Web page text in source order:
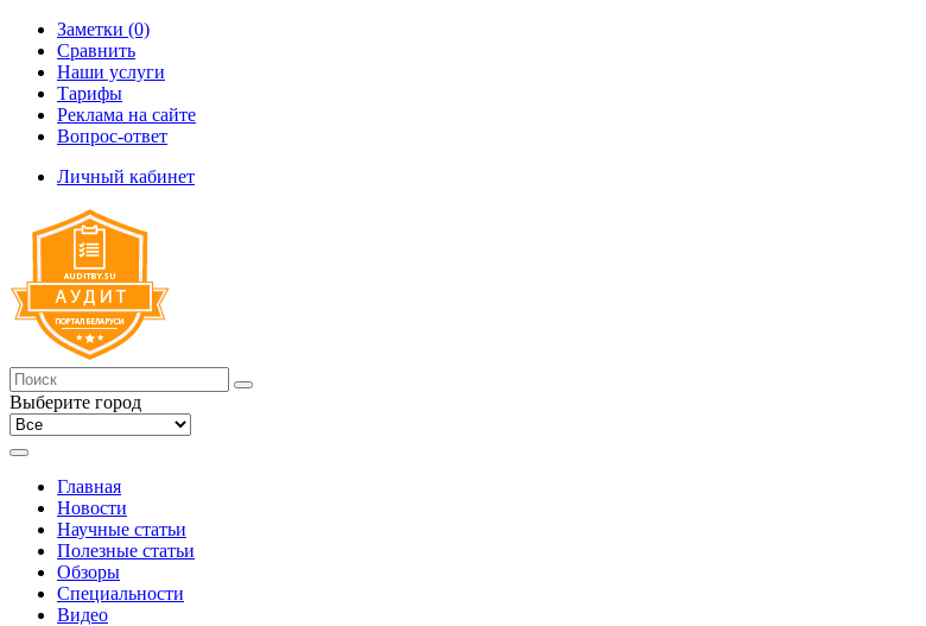
Заметки (0)
Сравнить
Наши услуги
Тарифы
Реклама на сайте
Вопрос-ответ
Личный кабинет
Выберите город
Главная
Новости
Научные статьи
Полезные статьи
Обзоры
Специальности
Видео